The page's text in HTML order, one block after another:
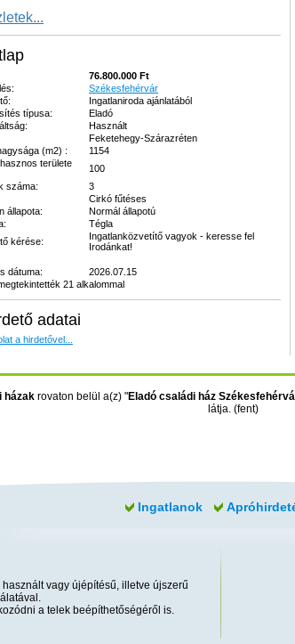
76.800.000 Ft
Székesfehérvár
Ingatlaniroda ajánlatából
típusa:
Eladó
Használt
Feketehegy-Szárazréten
(m2) :
1154
területe
100
száma:
3
Cirkó fűtéses
állapota:
Normál állapotú
Tégla
kérése:
Ingatlanközvetítő vagyok - keresse fel
Irodánkat!
dátuma:
2026.07.15
21 alkalommal
adatai
a hirdetővel...
házak rovaton belül a(z) "Eladó családi ház
látja. (fent)
Ingatlanok
vagy újépítésű, illetve újszerű
a telek beépíthetőségéről is.